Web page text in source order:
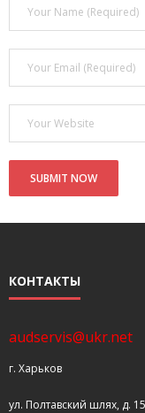
- Покупка
- Конфигурирование
концертных залов
- Улучшаем
прослушивания
- Выбираем
КОНТАКТЫ
audservis@ukr.net
г. Харьков
ул. Полтавский шлях, д.